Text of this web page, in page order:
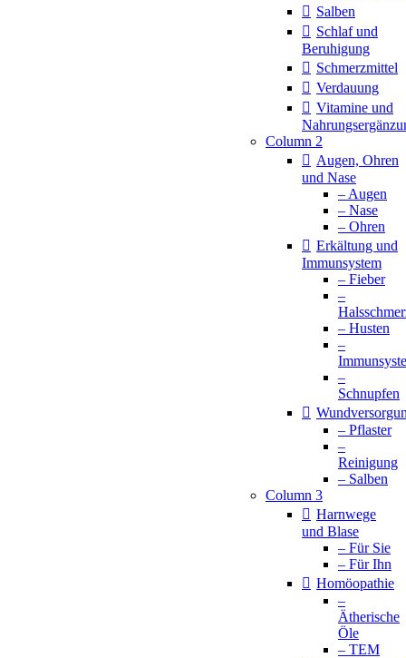
Salben
Schlaf und
Beruhigung
Schmerzmittel
Verdauung
Vitamine und
Column 2
Augen, Ohren
und Nase
– Augen
– Nase
– Ohren
Erkältung und
Immunsystem
– Fieber
–
– Husten
–
–
Schnupfen
– Pflaster
–
Reinigung
– Salben
Column 3
Harnwege
und Blase
– Für Sie
– Für Ihn
Homöopathie
–
Ätherische
Öle
– TEM